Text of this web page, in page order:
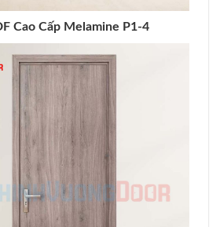
Cao Cấp Melamine P1-4